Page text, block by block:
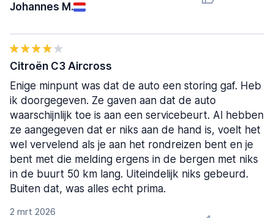
Johannes M.
2 mrt 2026
Citroën C3 Aircross
Enige minpunt was dat de auto een storing gaf. Heb
ik doorgegeven. Ze gaven aan dat de auto
waarschijnlijk toe is aan een servicebeurt. Al hebben
ze aangegeven dat er niks aan de hand is, voelt het
wel vervelend als je aan het rondreizen bent en je
bent met die melding ergens in de bergen met niks
in de buurt 50 km lang. Uiteindelijk niks gebeurd.
Buiten dat, was alles echt prima.